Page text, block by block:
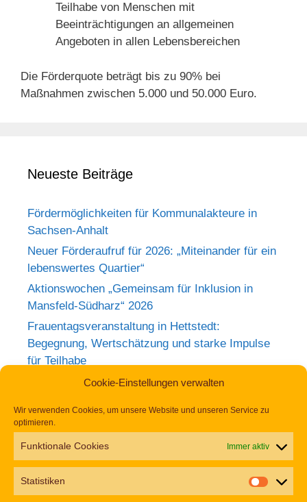
Cookie-Einstellungen verwalten
Wir verwenden Cookies, um unsere Website und unseren Service zu
optimieren.
Funktionale Cookies Immer aktiv
Statistiken
Teilhabe von Menschen mit
Beeinträchtigungen an allgemeinen
Angeboten in allen Lebensbereichen
Die Förderquote beträgt bis zu 90% bei
Maßnahmen zwischen 5.000 und 50.000 Euro.
Neueste Beiträge
Fördermöglichkeiten für Kommunalakteure in
Sachsen-Anhalt
Neuer Förderaufruf für 2026: „Miteinander für ein
lebenswertes Quartier“
Aktionswochen „Gemeinsam für Inklusion in
Mansfeld-Südharz“ 2026
Frauentagsveranstaltung in Hettstedt:
Begegnung, Wertschätzung und starke Impulse
für Teilhabe
Rückblick zum Weltkrebstag im Europa-
Tag der Begegnung 2026 – Jetzt anmelden und
dabei sein!
Aufruf zu den Aktionswochen „Gemeinsam für